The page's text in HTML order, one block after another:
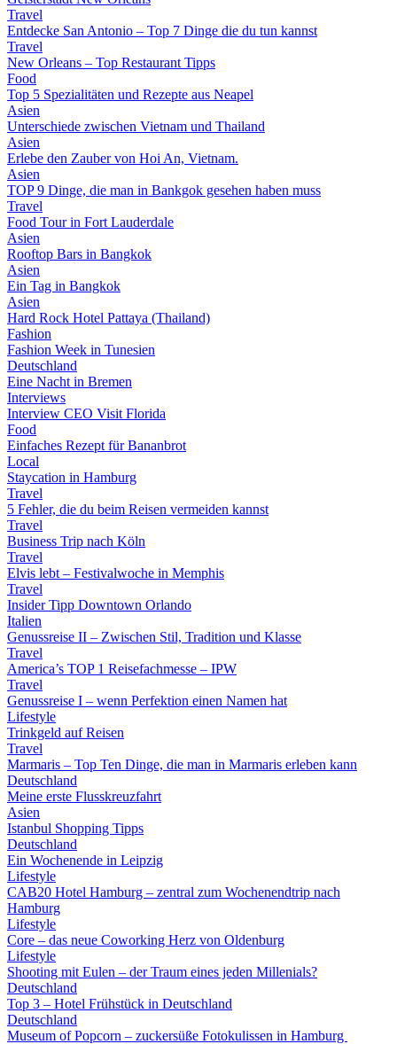
Travel
Entdecke San Antonio – Top 7 Dinge die du tun kannst
Travel
New Orleans – Top Restaurant Tipps
Food
Top 5 Spezialitäten und Rezepte aus Neapel
Asien
Unterschiede zwischen Vietnam und Thailand
Asien
Erlebe den Zauber von Hoi An, Vietnam.
Asien
TOP 9 Dinge, die man in Bankgok gesehen haben muss
Travel
Food Tour in Fort Lauderdale
Asien
Rooftop Bars in Bangkok
Asien
Ein Tag in Bangkok
Asien
Hard Rock Hotel Pattaya (Thailand)
Fashion
Fashion Week in Tunesien
Deutschland
Eine Nacht in Bremen
Interviews
Interview CEO Visit Florida
Food
Einfaches Rezept für Bananbrot
Local
Staycation in Hamburg
Travel
5 Fehler, die du beim Reisen vermeiden kannst
Travel
Business Trip nach Köln
Travel
Elvis lebt – Festivalwoche in Memphis
Travel
Insider Tipp Downtown Orlando
Italien
Genussreise II – Zwischen Stil, Tradition und Klasse
Travel
America’s TOP 1 Reisefachmesse – IPW
Travel
Genussreise I – wenn Perfektion einen Namen hat
Lifestyle
Trinkgeld auf Reisen
Travel
Marmaris – Top Ten Dinge, die man in Marmaris erleben kann
Deutschland
Meine erste Flusskreuzfahrt
Asien
Istanbul Shopping Tipps
Deutschland
Ein Wochenende in Leipzig
Lifestyle
CAB20 Hotel Hamburg – zentral zum Wochenendtrip nach
Hamburg
Lifestyle
Core – das neue Coworking Herz von Oldenburg
Lifestyle
Shooting mit Eulen – der Traum eines jeden Millenials?
Deutschland
Top 3 – Hotel Frühstück in Deutschland
Deutschland
Museum of Popcorn – zuckersüße Fotokulissen in Hamburg